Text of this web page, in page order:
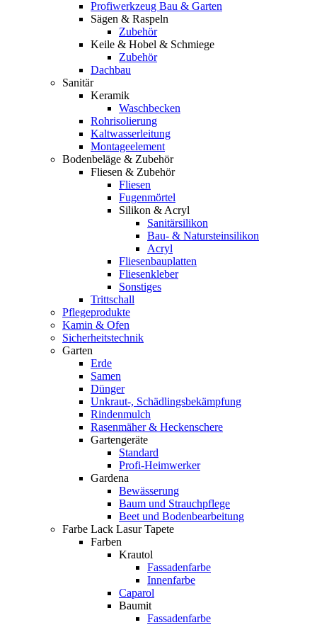
Profiwerkzeug Bau & Garten
Sägen & Raspeln
Zubehör
Keile & Hobel & Schmiege
Zubehör
Dachbau
Sanitär
Keramik
Waschbecken
Rohrisolierung
Kaltwasserleitung
Montageelement
Bodenbeläge & Zubehör
Fliesen & Zubehör
Fliesen
Fugenmörtel
Silikon & Acryl
Sanitärsilikon
Bau- & Natursteinsilikon
Acryl
Fliesenbauplatten
Fliesenkleber
Sonstiges
Trittschall
Pflegeprodukte
Kamin & Ofen
Sicherheitstechnik
Garten
Erde
Samen
Dünger
Unkraut-, Schädlingsbekämpfung
Rindenmulch
Rasenmäher & Heckenschere
Gartengeräte
Standard
Profi-Heimwerker
Gardena
Bewässerung
Baum und Strauchpflege
Beet und Bodenbearbeitung
Farbe Lack Lasur Tapete
Farben
Krautol
Fassadenfarbe
Innenfarbe
Caparol
Baumit
Fassadenfarbe